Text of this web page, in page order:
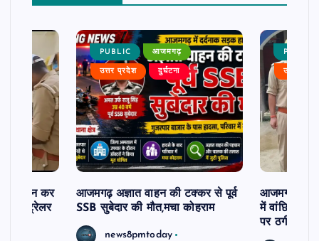
से दर्शन कर
खड़े ट्रेलर
PUBLIC आजमगढ़
उत्तर प्रदेश दुर्घटना
आजमगढ़ अज्ञात वाहन की टक्कर से पूर्व
SSB सुबेदार की मौत,मचा कोहराम
news8pmtoday
PUBLIC
उत्तर
आजमगढ़ 43
में वांछित
पर ठगी और